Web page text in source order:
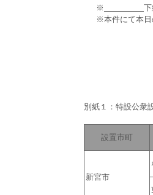
※
※本件にて本日
別紙１：特設公衆
設置市町
新宮市